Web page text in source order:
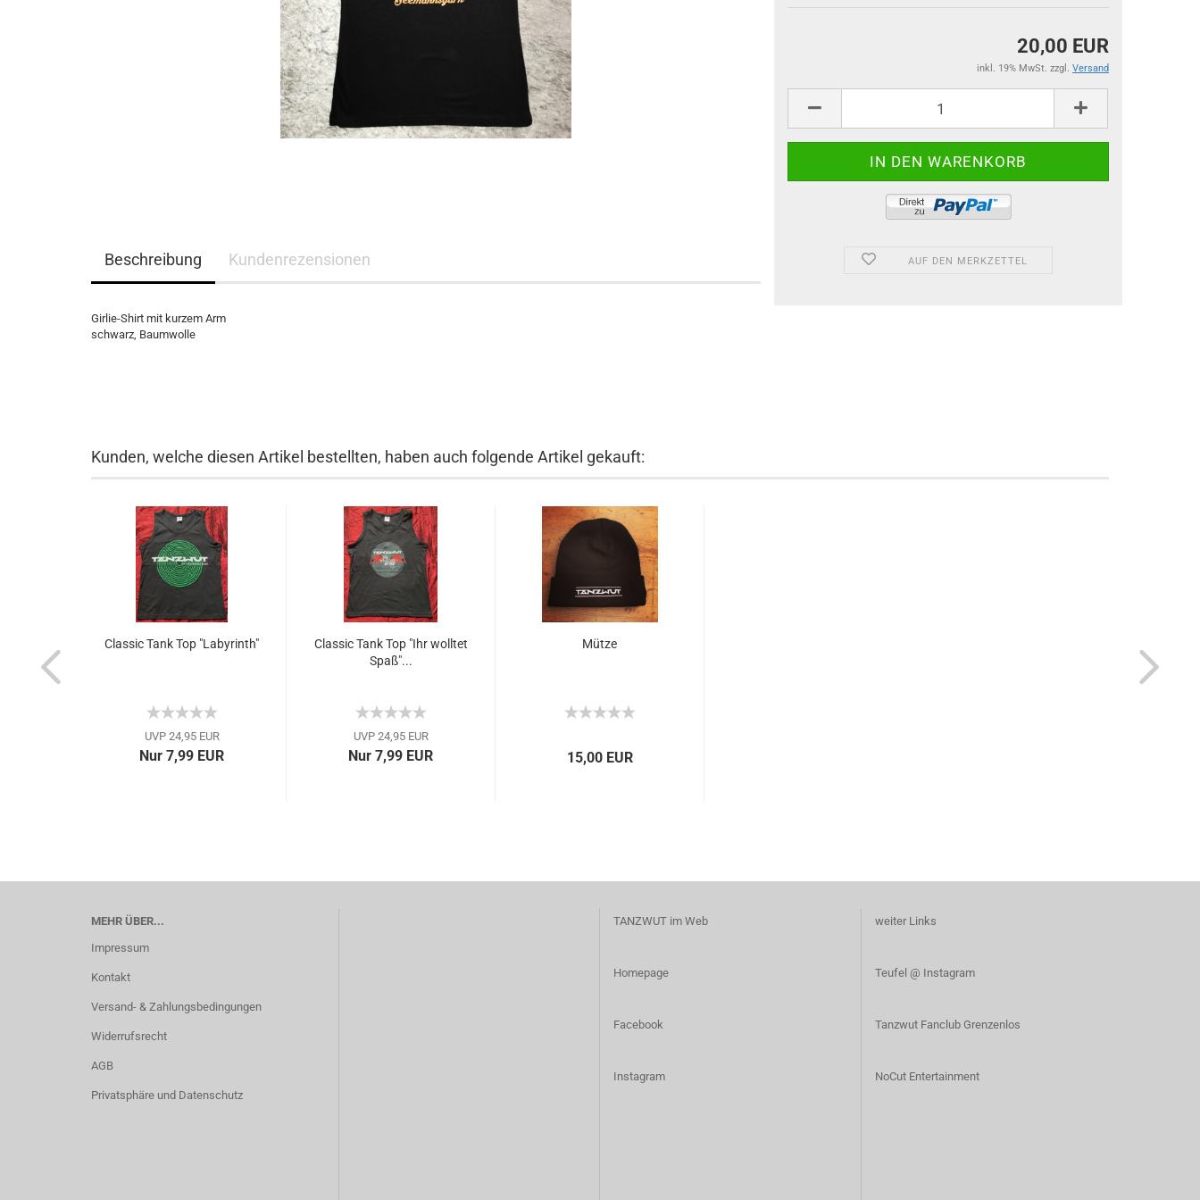
20,00 EUR
inkl. 19% MwSt. zzgl. Versand
AUF DEN MERKZETTEL
Beschreibung Kundenrezensionen
Girlie-Shirt mit kurzem Arm
schwarz, Baumwolle
Kunden, welche diesen Artikel bestellten, haben auch folgende Artikel gekauft:
Classic Tank Top "Labyrinth"
UVP 24,95 EUR
Nur 7,99 EUR
Classic Tank Top "Ihr wolltet
Spaß"...
UVP 24,95 EUR
Nur 7,99 EUR
Mütze
15,00 EUR
MEHR ÜBER...
Impressum
Kontakt
Versand- & Zahlungsbedingungen
Widerrufsrecht
AGB
Privatsphäre und Datenschutz
TANZWUT im Web
Homepage
Facebook
Instagram
weiter Links
Teufel @ Instagram
Tanzwut Fanclub Grenzenlos
NoCut Entertainment